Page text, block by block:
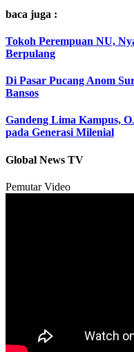
baca juga :
Tokoh Perempuan NU,
Berpulang
Di Pasar Pucang Anom
Bansos
Gandeng Lima Kampus,
pada Generasi Milenial
Global News TV
Pemutar Video